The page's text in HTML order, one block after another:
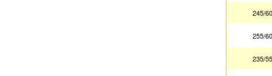
245/
255/
235/